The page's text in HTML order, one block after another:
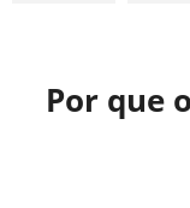
Por que